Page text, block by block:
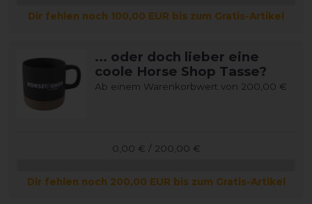
Dir fehlen noch 100,00 EUR bis zum Gratis-Artikel
... oder doch lieber eine
coole Horse Shop Tasse?
Ab einem Warenkorbwert von 200,00 €
0,00 € / 200,00 €
Dir fehlen noch 200,00 EUR bis zum Gratis-Artikel